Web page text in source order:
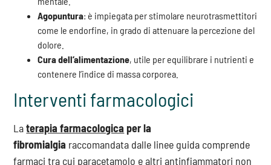
Agopuntura: è impiegata per stimolare neurotrasmettitori
come le endorfine, in grado di attenuare la percezione del
dolore.
Cura dell’alimentazione, utile per equilibrare i nutrienti e
contenere l’indice di massa corporea.
Interventi farmacologici
Laterapia farmacologica per la
fibromialgia raccomandata dalle linee guida comprende
farmaci tra cui paracetamolo e altri antinfiammatori non